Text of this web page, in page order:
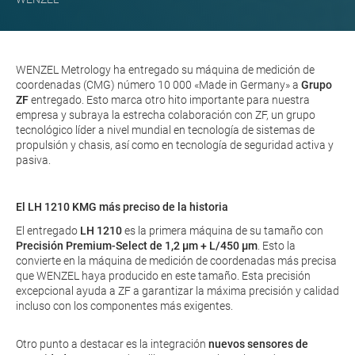
WENZEL Metrology ha entregado su máquina de medición de
coordenadas (CMG) número 10 000 «Made in Germany» a Grupo
ZFentregado. Esto marca otro hito importante para nuestra
empresa y subraya la estrecha colaboración con ZF, un grupo
tecnológico líder a nivel mundial en tecnología de sistemas de
propulsión y chasis, así como en tecnología de seguridad activa y
pasiva.
El LH 1210 KMG más preciso de la historia
El entregado LH 1210es la primera máquina de su tamaño con
Precisión Premium-Select de 1,2 µm + L/450 µm. Esto la
convierte en la máquina de medición de coordenadas más precisa
que WENZEL haya producido en este tamaño. Esta precisión
excepcional ayuda a ZF a garantizar la máxima precisión y calidad
incluso con los componentes más exigentes.
Otro punto a destacar es la integración nuevos sensores de